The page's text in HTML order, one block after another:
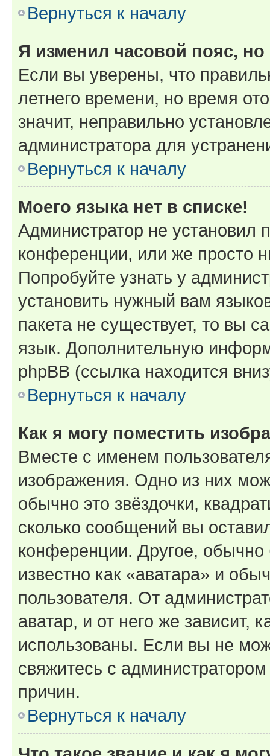
Вернуться к началу
Я изменил часовой пояс,
Если вы уверены, что
летнего времени, но время
значит, неправильно
администратора для
Вернуться к началу
Моего языка нет в списке!
Администратор не установил
конференции, или же просто
Попробуйте узнать у
установить нужный вам
пакета не существует, то вы
язык. Дополнительную
phpBB (ссылка находится
Вернуться к началу
Как я могу поместить
Вместе с именем
изображения. Одно из них
обычно это звёздочки,
сколько сообщений вы
конференции. Другое,
известно как «аватара» и
пользователя. От
аватар, и от него же зависит,
использованы. Если вы не
свяжитесь с
причин.
Вернуться к началу